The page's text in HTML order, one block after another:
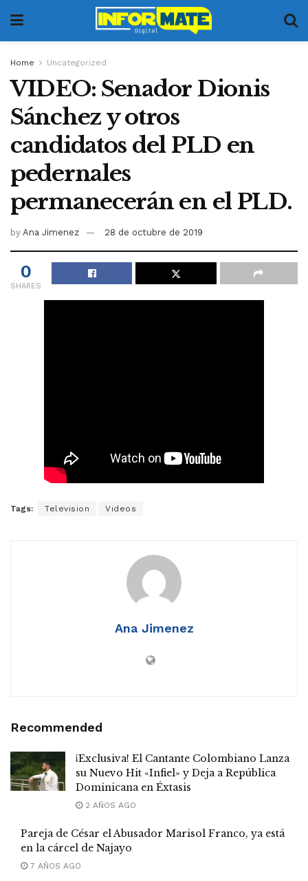
Home Uncategorized
VIDEO: Senador Dionis
Sánchez y otros
candidatos del PLD en
pedernales
permanecerán en el PLD.
by Ana Jimenez 28 de octubre de 2019
0
SHARES
Tags: Television Videos
Ana Jimenez
Recommended
¡Exclusiva! El Cantante Colombiano Lanza
su Nuevo Hit «Infiel» y Deja a República
Dominicana en Éxtasis
2 AÑOS AGO
Pareja de César el Abusador Marisol Franco, ya está
en la cárcel de Najayo
7 AÑOS AGO